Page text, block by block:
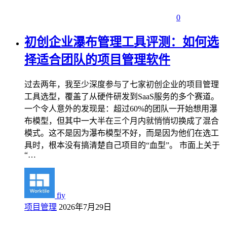
0
初创企业瀑布管理工具评测：如何选
择适合团队的项目管理软件
过去两年，我至少深度参与了七家初创企业的项目管理
工具选型，覆盖了从硬件研发到SaaS服务的多个赛道。
一个令人意外的发现是：超过60%的团队一开始想用瀑
布模型，但其中一大半在三个月内就悄悄切换成了混合
模式。这不是因为瀑布模型不好，而是因为他们在选工
具时，根本没有搞清楚自己项目的“血型”。 市面上关于
“…
fiy
项目管理 2026年7月29日